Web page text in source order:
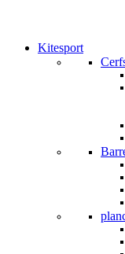
Kitesport